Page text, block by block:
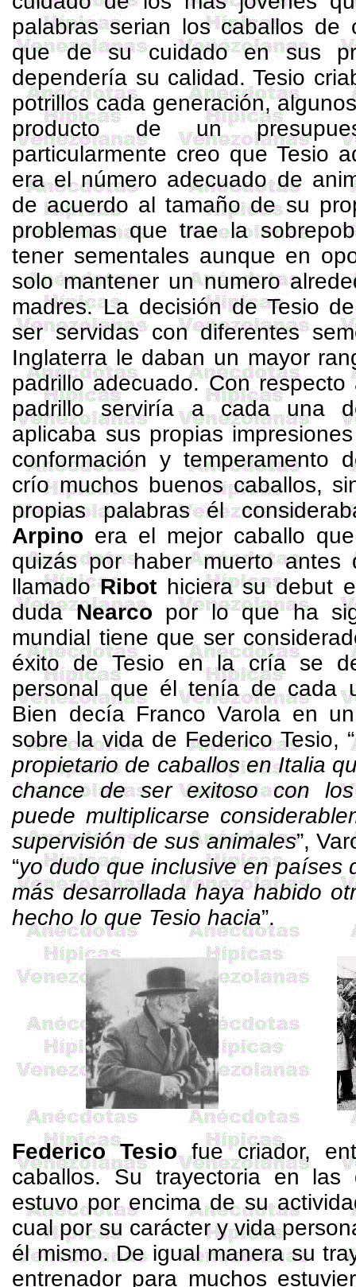
palabras serian los caballos de
que de su cuidado en sus
dependería su calidad. Tesio
potrillos cada generación,
producto de un
particularmente creo que Tesio
era el número adecuado de
de acuerdo al tamaño de su
problemas que trae la
tener sementales aunque en
solo mantener un numero
madres. La decisión de Tesio
ser servidas con diferentes
Inglaterra le daban un mayor
padrillo adecuado. Con
padrillo serviría a cada una
aplicaba sus propias
conformación y temperamento
crío muchos buenos caballos,
propias palabras él
Arpino era el mejor caballo
quizás por haber muerto antes
llamadoRibot hiciera su debut
dudaNearco por lo que ha
mundial tiene que ser
éxito de Tesio en la cría se
personal que él tenía de cada
Bien decía FrancoVarolaen un
sobre la vida de Federico Tesio, “
propietario de caballos en Italia
chance de ser exitoso con
puede multiplicarse
supervisión de sus animales”,
“yo dudo que inclusive en países
más desarrollada haya habido
hecho lo que Tesio hacia”.
FedericoTesiofue criador,
caballos. Su trayectoria en las
estuvo por encima de su
cual por su carácter y vida
él mismo. De igual manera su
entrenador para muchos